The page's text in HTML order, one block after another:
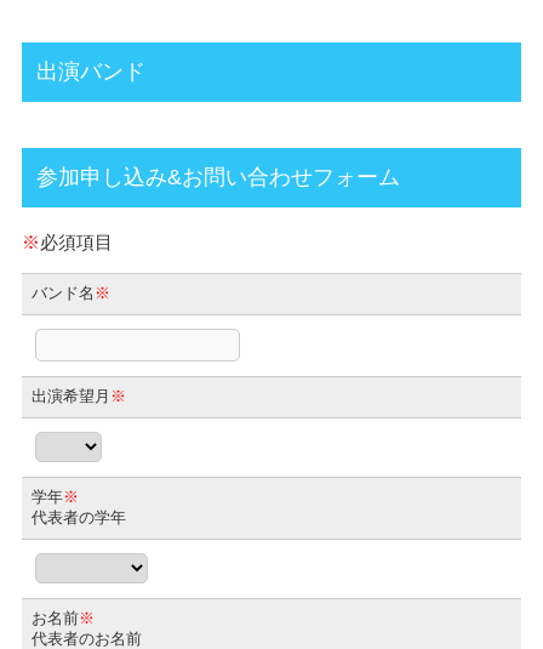
出演バンド
参加申し込み&お問い合わせフォーム
※必須項目
バンド名 ※
出演希望月 ※
学年※
代表者の学年
お名前※
代表者のお名前